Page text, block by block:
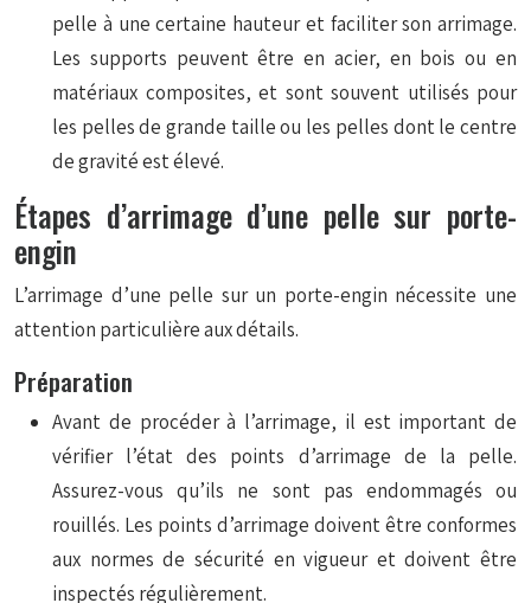
pelle à une certaine hauteur et faciliter son arrimage.
Les supports peuvent être en acier, en bois ou en
matériaux composites, et sont souvent utilisés pour
les pelles de grande taille ou les pelles dont le centre
de gravité est élevé.
Étapes d’arrimage d’une pelle sur porte-
engin
L’arrimage d’une pelle sur un porte-engin nécessite une
attention particulière aux détails.
Préparation
Avant de procéder à l’arrimage, il est important de
vérifier l’état des points d’arrimage de la pelle.
Assurez-vous qu’ils ne sont pas endommagés ou
rouillés. Les points d’arrimage doivent être conformes
aux normes de sécurité en vigueur et doivent être
inspectés régulièrement.